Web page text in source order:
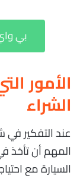
بي واي دي
الأمور
الشراء
عند التفكير في
المهم أن تأخذ
السيارة مع